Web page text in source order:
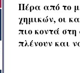
Πέρα από το
χημικών, οι
πιο κοντά
πλένουν και